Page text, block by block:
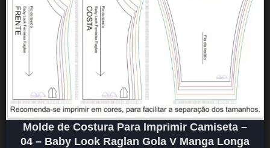
Molde de Costura Para Imprimir Camiseta –
04 – Baby Look Raglan Gola V Manga Longa